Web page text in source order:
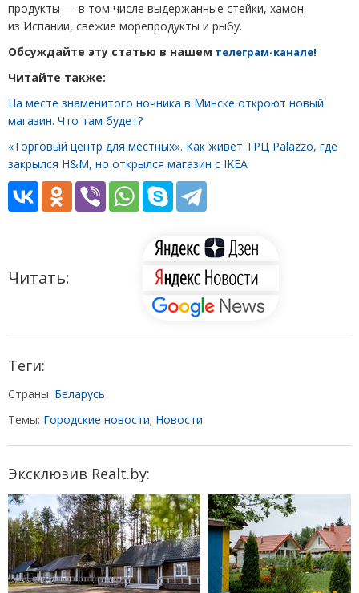
продукты — в том числе выдержанные стейки, хамон
из Испании, свежие морепродукты и рыбу.
Обсуждайте эту статью в нашем телеграм-канале!
Читайте также:
На месте знаменитого ночника в Минске откроют новый
магазин. Что там будет?
«Торговый центр для местных». Как живет ТРЦ Palazzo, где
закрылся H&M, но открылся магазин с IKEA
Читать:
Теги:
Страны: Беларусь
Темы: Городские новости; Новости
Эксклюзив Realt.by: